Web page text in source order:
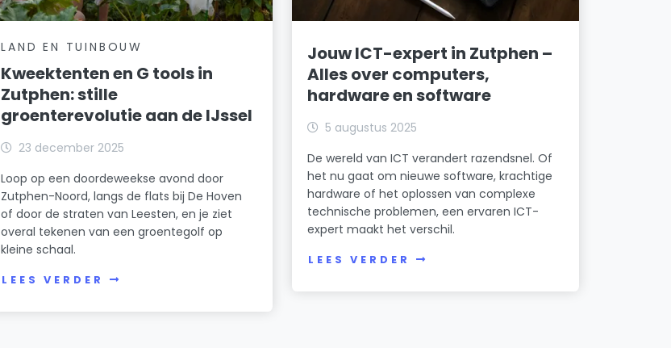
LAND EN TUINBOUW
Kweektenten en G tools in
Zutphen: stille
groenterevolutie aan de IJssel
23 december 2025
Loop op een doordeweekse avond door
Zutphen-Noord, langs de flats bij De Hoven
of door de straten van Leesten, en je ziet
overal tekenen van een groentegolf op
kleine schaal.
LEES VERDER
Jouw ICT-expert in Zutphen –
Alles over computers,
hardware en software
5 augustus 2025
De wereld van ICT verandert razendsnel. Of
het nu gaat om nieuwe software, krachtige
hardware of het oplossen van complexe
technische problemen, een ervaren ICT-
expert maakt het verschil.
LEES VERDER